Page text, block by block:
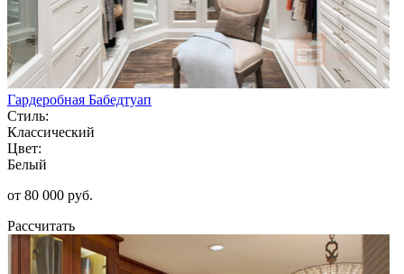
Гардеробная Бабедтуап
Стиль:
Классический
Цвет:
Белый
от 80 000 руб.
Рассчитать